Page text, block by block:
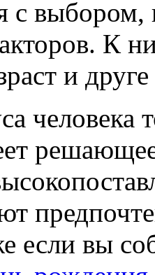
с выбором,
К
и
человека
если вы